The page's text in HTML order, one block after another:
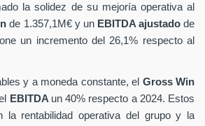
la solidez de su mejoría operativa al
de 1.357,1M€ y un EBITDA ajustadode
un incremento del 26,1% respecto al
y a moneda constante, el Gross Win
EBITDA un 40% respecto a 2024. Estos
la rentabilidad operativa del grupo y la